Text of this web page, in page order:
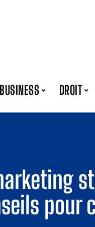
BUSINESS DROIT
pour